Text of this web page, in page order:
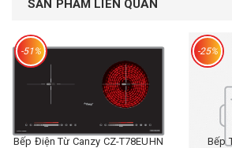
SẢN PHẨM LIÊN QUAN
-51%
Bếp Điện Từ Canzy CZ-T78EUHN
-25%
Bếp